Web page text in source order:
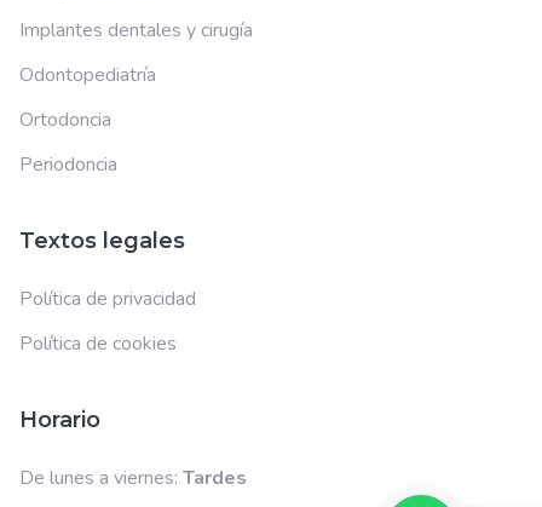
Implantes dentales y cirugía
Odontopediatría
Ortodoncia
Periodoncia
Textos legales
Política de privacidad
Política de cookies
Horario
De lunes a viernes: Tardes